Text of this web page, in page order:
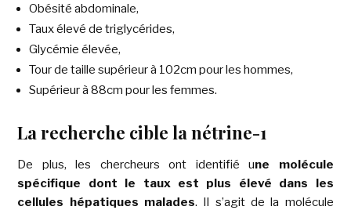
Obésité abdominale,
Taux élevé de triglycérides,
Glycémie élevée,
Tour de taille supérieur à 102cm pour les hommes,
Supérieur à 88cm pour les femmes.
La recherche cible la nétrine-1
De plus, les chercheurs ont identifié une molécule
spécifique dont le taux est plus élevé dans les
cellules hépatiques malades. Il s’agit de la molécule